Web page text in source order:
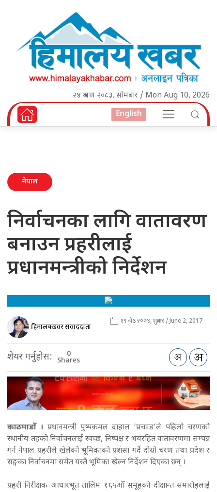
२४ श्रावण २०८३, सोमबार / Mon Aug 10, 2026
English
नेपाल
निर्वाचनका लागि वातावरण
बनाउन प्रहरीलाई
प्रधानमन्त्रीको निर्देशन
हिमालयखवर संवाददाता १९ जेष्ठ २०७४, शुक्रबार / June 2, 2017
शेयर गर्नुहोस: 0
Shares
काठमाडौँ । प्रधानमन्त्री पुष्पकमल दाहाल ‘प्रचण्ड’ले पहिलो चरणको
स्थानीय तहको निर्वाचनलाई स्वच्छ, निष्पक्ष र भयरहित वातावरणमा सम्पन्न
गर्न नेपाल प्रहरीले खेलेको भूमिकाको प्रशंसा गर्दै दोस्रो चरण तथा प्रदेश र
सङ्घका निर्वाचनमा समेत यस्तै भूमिका खेल्न निर्देशन दिएका छन् ।
प्रहरी निरीक्षक आधारभूत तालिम १६५औँ समूहको दीक्षान्त समारोहलाई